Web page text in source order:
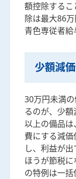
額控除する
除は最大86
青色専従者給
少額減
30万円未満
るのが、少
以上の備品
費にする減
し、利益が
ほうが節税
の特例は一